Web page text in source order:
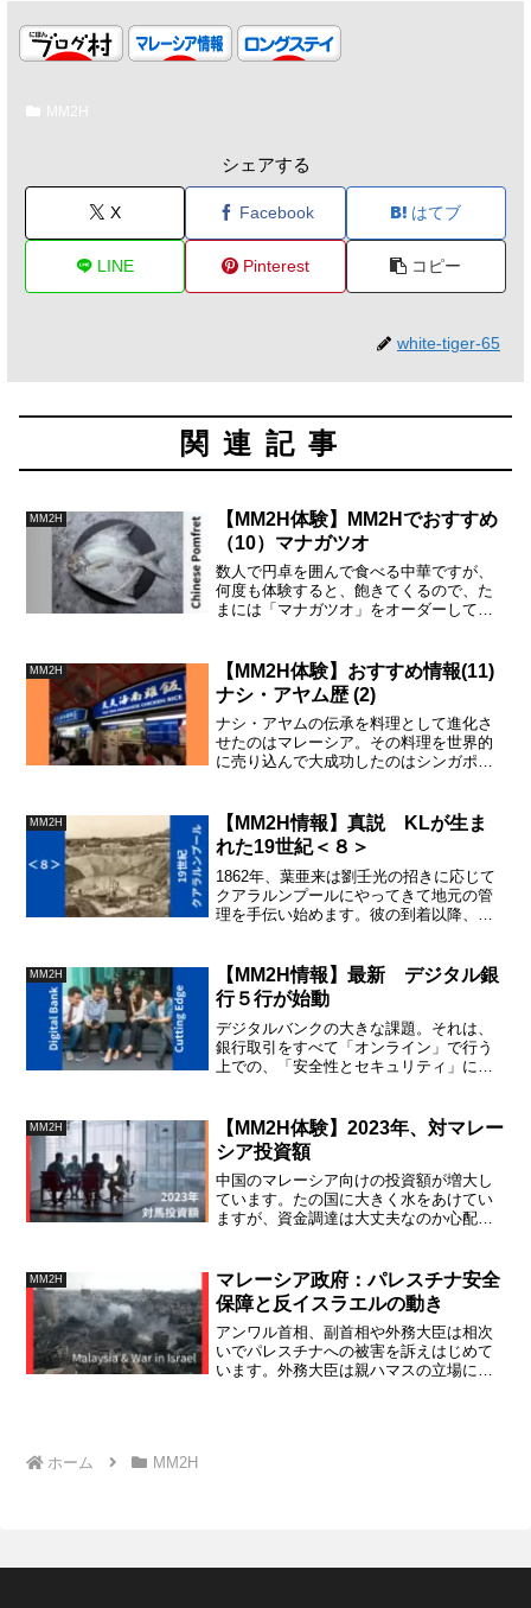
MM2H
シェアする
X Facebook はてブ
LINE Pinterest コピー
white-tiger-65
関連記事
MM2H
【MM2H体験】MM2Hでおすすめ
（10）マナガツオ
数人で円卓を囲んで食べる中華ですが、
何度も体験すると、飽きてくるので、た
まには「マナガツオ」をオーダーしてみ
なかなか手がでないお魚です。
MM2H
【MM2H体験】おすすめ情報(11)
ナシ・アヤム歴 (2)
ナシ・アヤムの伝承を料理として進化さ
せたのはマレーシア。その料理を世界的
に売り込んで大成功したのはシンガポー
というのが史実です。
MM2H
【MM2H情報】真説 KLが生ま
れた19世紀＜８＞
1862年、葉亜来は劉壬光の招きに応じて
クアラルンプールにやってきて地元の管
理を手伝い始めます。彼の到着以降、小
錫鉱区を任されて躍進します。
MM2H
【MM2H情報】最新 デジタル銀
行５行が始動
デジタルバンクの大きな課題。それは、
銀行取引をすべて「オンライン」で行う
上での、「安全性とセキュリティ」につ
た記事を紹介します。
MM2H
【MM2H体験】2023年、対マレー
シア投資額
中国のマレーシア向けの投資額が増大し
ています。たの国に大きく水をあけてい
ますが、資金調達は大丈夫なのか心配に
べてみましたので、ご参考に供します。
MM2H
マレーシア政府：パレスチナ安全
保障と反イスラエルの動き
アンワル首相、副首相や外務大臣は相次
いでパレスチナへの被害を訴えはじめて
います。外務大臣は親ハマスの立場にあ
ホーム
MM2H